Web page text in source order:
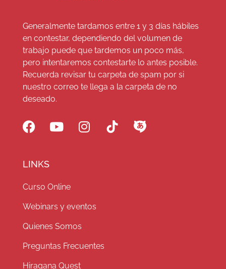
Generalmente tardamos entre 1 y 3 días hábiles
en contestar, dependiendo del volumen de
trabajo puede que tardemos un poco más,
pero intentaremos contestarte lo antes posible.
Recuerda revisar tu carpeta de spam por si
nuestro correo te llega a la carpeta de no
deseado.
LINKS
Curso Online
Webinars y eventos
Quienes Somos
Preguntas Frecuentes
Hiragana Quest